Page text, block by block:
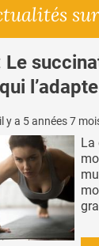
Le
y a 5 années 7
La